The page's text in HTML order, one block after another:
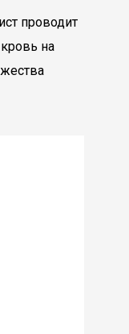
проводит
на